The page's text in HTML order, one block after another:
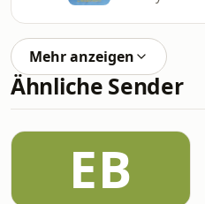
Mehr anzeigen
Ähnliche Sender
EB